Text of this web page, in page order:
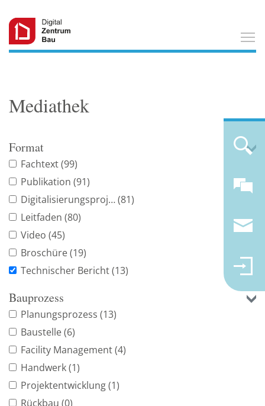
Mediathek
Format
Fachtext(99)
Publikation (91)
Digitalisierungsprojekt(81)
Leitfaden (80)
Video (45)
Broschüre(19)
Technischer Bericht(13)
Bauprozess
Planungsprozess (13)
Baustelle(6)
Facility Management(4)
Handwerk(1)
Projektentwicklung(1)
Rückbau (0)